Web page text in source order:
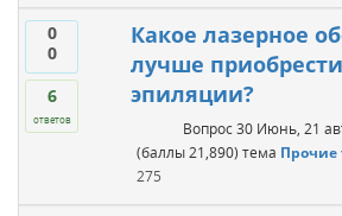
0
0
6
ответов
Какое лазерное
лучше
эпиляции?
Вопрос 30 Июнь, 21
(баллы21,890) тема Прочие
275